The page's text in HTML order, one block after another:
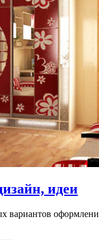
идеи